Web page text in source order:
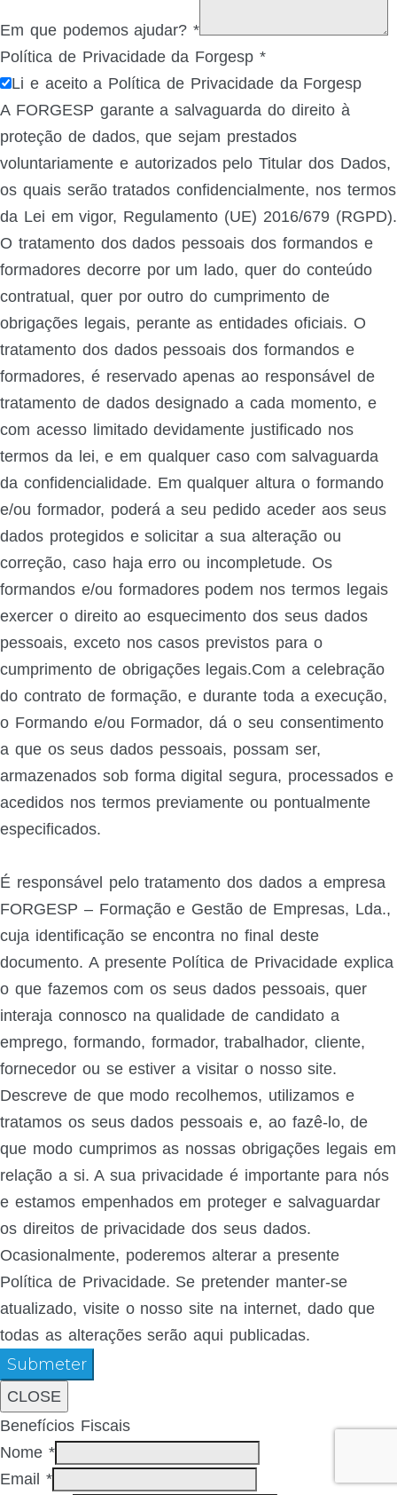
Em que podemos ajudar?*
Política de Privacidade da Forgesp *
Li e aceito a Política de Privacidade da Forgesp
A FORGESP garante a salvaguarda do direito à
proteção de dados, que sejam prestados
voluntariamente e autorizados pelo Titular dos Dados,
os quais serão tratados confidencialmente, nos termos
da Lei em vigor, Regulamento (UE) 2016/679 (RGPD).
O tratamento dos dados pessoais dos formandos e
formadores decorre por um lado, quer do conteúdo
contratual, quer por outro do cumprimento de
obrigações legais, perante as entidades oficiais. O
tratamento dos dados pessoais dos formandos e
formadores, é reservado apenas ao responsável de
tratamento de dados designado a cada momento, e
com acesso limitado devidamente justificado nos
termos da lei, e em qualquer caso com salvaguarda
da confidencialidade. Em qualquer altura o formando
e/ou formador, poderá a seu pedido aceder aos seus
dados protegidos e solicitar a sua alteração ou
correção, caso haja erro ou incompletude. Os
formandos e/ou formadores podem nos termos legais
exercer o direito ao esquecimento dos seus dados
pessoais, exceto nos casos previstos para o
cumprimento de obrigações legais.Com a celebração
do contrato de formação, e durante toda a execução,
o Formando e/ou Formador, dá o seu consentimento
a que os seus dados pessoais, possam ser,
armazenados sob forma digital segura, processados e
acedidos nos termos previamente ou pontualmente
especificados.
É responsável pelo tratamento dos dados a empresa
FORGESP – Formação e Gestão de Empresas, Lda.,
cuja identificação se encontra no final deste
documento. A presente Política de Privacidade explica
o que fazemos com os seus dados pessoais, quer
interaja connosco na qualidade de candidato a
emprego, formando, formador, trabalhador, cliente,
fornecedor ou se estiver a visitar o nosso site.
Descreve de que modo recolhemos, utilizamos e
tratamos os seus dados pessoais e, ao fazê-lo, de
que modo cumprimos as nossas obrigações legais em
relação a si. A sua privacidade é importante para nós
e estamos empenhados em proteger e salvaguardar
os direitos de privacidade dos seus dados.
Ocasionalmente, poderemos alterar a presente
Política de Privacidade. Se pretender manter-se
atualizado, visite o nosso site na internet, dado que
todas as alterações serão aqui publicadas.
Submeter
CLOSE
Benefícios Fiscais
Nome *
Email *